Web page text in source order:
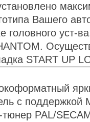
Вашего
головного уст-
START UP
с поддержкой
PAL/